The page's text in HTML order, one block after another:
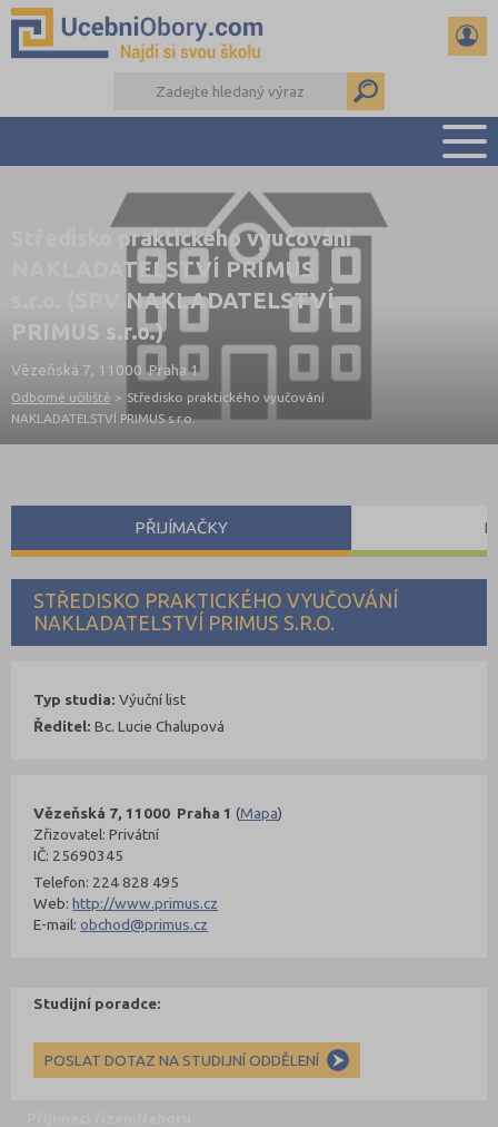
PŘEHLED ŠKOL
PŘÍPRAVA NA PŘIJÍMAČKY
DŮLEŽITÉ TERMÍNY
REFERÁTY
DALŠÍ DRUHY ŠKOL
Středisko praktického vyučování
NAKLADATELSTVÍ PRIMUS
s.r.o. (SPV NAKLADATELSTVÍ
PRIMUS s.r.o.)
Vězeňská 7, 11000 Praha 1
Odborné učiliště > Středisko praktického vyučování
NAKLADATELSTVÍ PRIMUS s.r.o.
STŘEDISKO PRAKTICKÉHO VYUČOVÁNÍ
NAKLADATELSTVÍ PRIMUS S.R.O.
Vězeňská 7, 11000 Praha 1 (Mapa)
Zřizovatel: Privátní
IČ: 25690345
Telefon: 224 828 495
Web:http://www.primus.cz
E-mail:obchod@primus.cz
Typ studia: Výuční list
Ředitel: Bc. Lucie Chalupová
Studijní poradce:
POSLAT DOTAZ NA STUDIJNÍ ODDĚLENÍ
PŘIJÍMAČKY